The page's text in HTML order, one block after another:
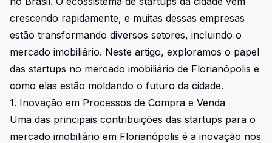
crescendo rapidamente, e muitas dessas empresas
estão transformando diversos setores, incluindo o
mercado imobiliário. Neste artigo, exploramos o papel
das startups no mercado imobiliário de Florianópolis e
como elas estão moldando o futuro da cidade.
1. Inovação em Processos de Compra e Venda
Uma das principais contribuições das startups para o
mercado imobiliário em Florianópolis é a inovação nos